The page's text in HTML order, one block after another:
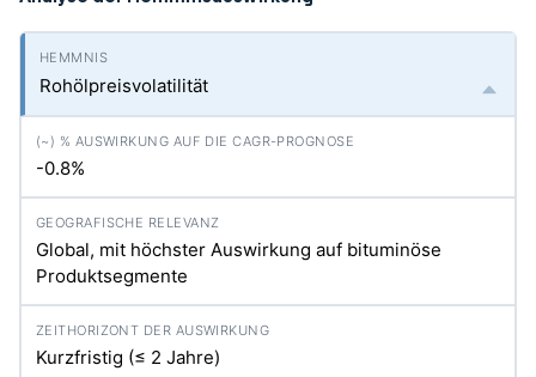
Rohölpreisvolatilität
-0.8%
Global, mit höchster Auswirkung auf bituminöse
Produktsegmente
Kurzfristig (≤ 2 Jahre)